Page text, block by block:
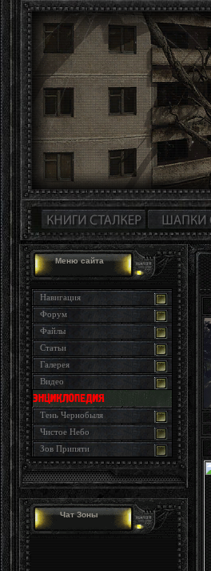
Меню сайта
Навигация
Форум
Файлы
Статьи
Галерея
Видео
Тень Чернобыля
Чистое Небо
Зов Припяти
Чат Зоны